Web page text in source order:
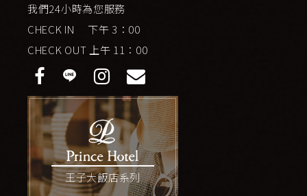
我們24小時為您服務
CHECK IN 下午 3：00
CHECK OUT 上午 11：00